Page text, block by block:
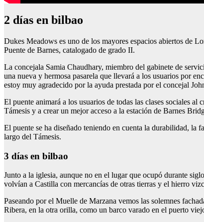
2 días en bilbao
Dukes Meadows es uno de los mayores espacios abiertos de
Puente de Barnes, catalogado de grado II.
La concejala Samia Chaudhary, miembro del gabinete de
una nueva y hermosa pasarela que llevará a los usuarios por
estoy muy agradecido por la ayuda prestada por el concejal
El puente animará a los usuarios de todas las clases sociales
Támesis y a crear un mejor acceso a la estación de Barnes
El puente se ha diseñado teniendo en cuenta la durabilidad, la
largo del Támesis.
3 días en bilbao
Junto a la iglesia, aunque no en el lugar que ocupó durante
volvían a Castilla con mercancías de otras tierras y el hierro
Paseando por el Muelle de Marzana vemos las solemnes
Ribera, en la otra orilla, como un barco varado en el puerto